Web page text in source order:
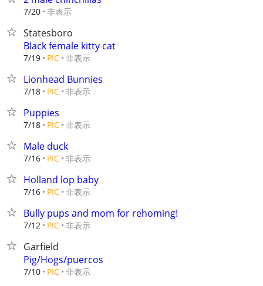
7/20 非表示
Statesboro
Black female kitty cat
7/19 PIC 非表示
Lionhead Bunnies
7/18 PIC 非表示
Puppies
7/18 PIC 非表示
Male duck
7/16 PIC 非表示
Holland lop baby
7/16 PIC 非表示
Bully pups and mom for rehoming!
7/12 PIC 非表示
Garfield
Pig/Hogs/puercos
7/10 PIC 非表示